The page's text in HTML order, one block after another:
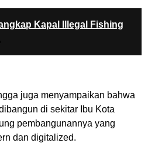
Kapal Illegal Fishing
juga menyampaikan bahwa
di sekitar Ibu Kota
pembangunannya yang
dan digitalized.